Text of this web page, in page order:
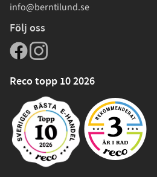
info@berntilund.se
Följ oss
Reco topp 10 2026